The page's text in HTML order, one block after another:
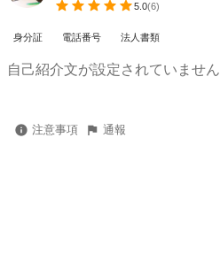
5.0(6)
身分証 電話番号 法人書類
自己紹介文が設定されていません
注意事項 通報